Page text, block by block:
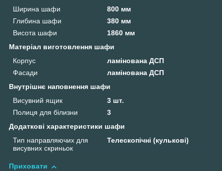
Ширина шафи
800 мм
Глибина шафи
380 мм
Висота шафи
1860 мм
Матеріал виготовлення шафи
Корпус
ламінована ДСП
Фасади
ламінована ДСП
Внутрішнє наповнення шафи
Висувний ящик
3 шт.
Полиця для білизни
3
Додаткові характеристики шафи
Тип направляючих для
висувних скриньок
Телескопічні (кулькові)
Приховати